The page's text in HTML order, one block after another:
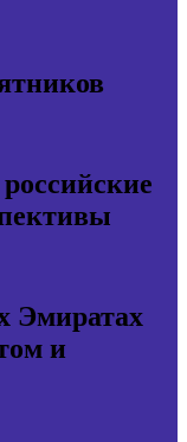
Эмиратах
и